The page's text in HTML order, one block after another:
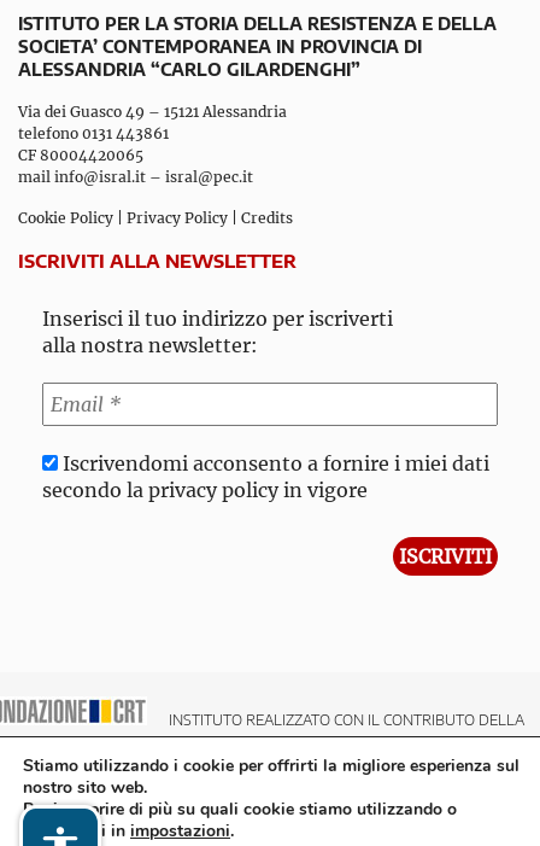
ISTITUTO PER LA STORIA DELLA RESISTENZA E DELLA
SOCIETA’ CONTEMPORANEA IN PROVINCIA DI
ALESSANDRIA “CARLO GILARDENGHI”
Via dei Guasco 49 – 15121 Alessandria
telefono 0131 443861
CF 80004420065
mail info@isral.it – isral@pec.it
Cookie Policy Privacy Policy Credits
ISCRIVITI ALLA NEWSLETTER
Inserisci il tuo indirizzo per iscriverti
alla nostra newsletter:
Iscrivendomi acconsento a fornire i miei dati
secondo la privacy policy in vigore
INSTITUTO REALIZZATO CON IL CONTRIBUTO DELLA
Stiamo utilizzando i cookie per offrirti la migliore esperienza sul
nostro sito web.
Puoi scoprire di più su quali cookie stiamo utilizzando o
disattivarli in impostazioni.